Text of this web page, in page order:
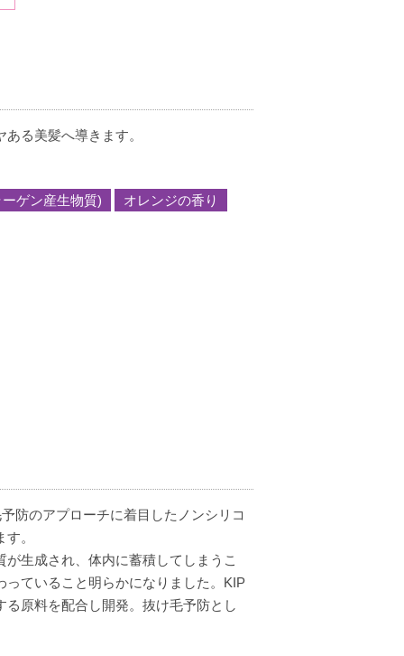
る美髪へ導きます。
ゲン産生物質)
オレンジの香り
防のアプローチに着目したノンシリコ
。
生成され、体内に蓄積してしまうこ
ていること明らかになりました。KIP
原料を配合し開発。抜け毛予防とし